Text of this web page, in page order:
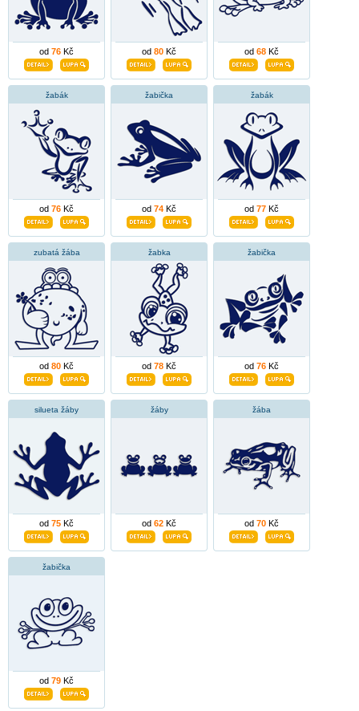
od 76 Kč od 80 Kč od 68 Kč
žabák
od 76 Kč
žabička
od 74 Kč
žabák
od 77 Kč
zubatá žába
od 80 Kč
žabka
od 78 Kč
žabička
od 76 Kč
silueta žáby
od 75 Kč
žáby
od 62 Kč
žába
od 70 Kč
žabička
od 79 Kč